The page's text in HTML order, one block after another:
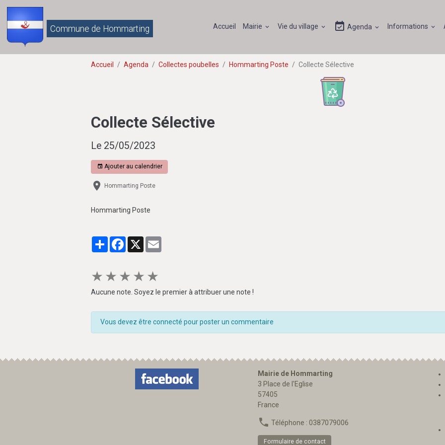
Commune de Hommarting Accueil Mairie Vie du village Agenda Informations
Accueil Agenda Collectes poubelles Hommarting Poste Collecte Sélective
Collecte Sélective
Le 25/05/2023
Ajouter au calendrier
Hommarting Poste
Hommarting Poste
PartagerFacebook
X
★ ★ ★ ★ ★
Aucune note. Soyez le premier à attribuer une note !
Vous devez être connecté pour poster un commentaire
Mairie de Hommarting
3 Place de l'Eglise
57405
France
Téléphone : 0387079006
Formulaire de contact